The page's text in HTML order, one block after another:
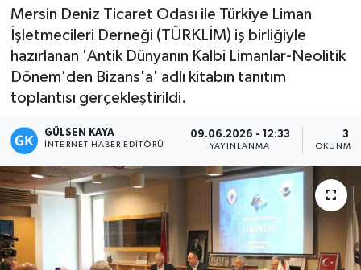
Mersin Deniz Ticaret Odası ile Türkiye Liman
İşletmecileri Derneği (TÜRKLİM) iş birliğiyle
hazırlanan 'Antik Dünyanın Kalbi Limanlar-Neolitik
Dönem'den Bizans'a' adlı kitabın tanıtım
toplantısı gerçekleştirildi.
GÜLSEN KAYA
İNTERNET HABER EDITÖRÜ
09.06.2026 - 12:33
YAYINLANMA
3
OKUNMA
Kültür - Sanat
Magazin
Özel Haber